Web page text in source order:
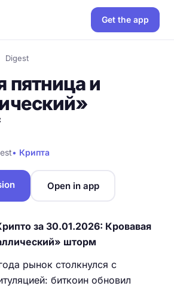
Get the app
Digest
пятница и
• Крипта
Open in app
за 30.01.2026: Кровавая
шторм
рынок столкнулся с
биткоин обновил